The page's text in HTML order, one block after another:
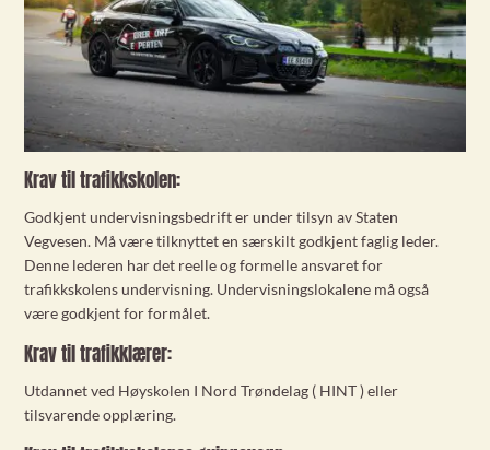
Krav til trafikkskolen:
Godkjent undervisningsbedrift er under tilsyn av Staten
Vegvesen. Må være tilknyttet en særskilt godkjent faglig leder.
Denne lederen har det reelle og formelle ansvaret for
trafikkskolens undervisning. Undervisningslokalene må også
være godkjent for formålet.
Krav til trafikklærer:
Utdannet ved Høyskolen I Nord Trøndelag ( HINT ) eller
tilsvarende opplæring.